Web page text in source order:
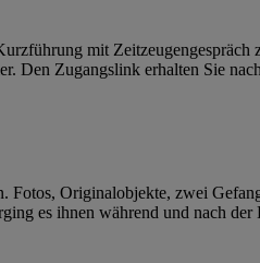
mit Zeitzeugengespräch
Den Zugangslink erhalten Sie
Fotos, Originalobjekte, zwei
es ihnen während und nach der